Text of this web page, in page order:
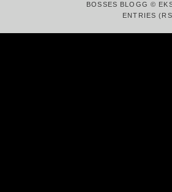
BOSSES BLOGG ©
ENTRIES